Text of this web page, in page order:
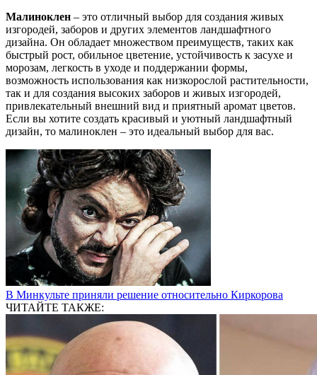
Малиноклен – это отличный выбор для создания живых
изгородей, заборов и других элементов ландшафтного
дизайна. Он обладает множеством преимуществ, таких как
быстрый рост, обильное цветение, устойчивость к засухе и
морозам, легкость в уходе и поддержании формы,
возможность использования как низкорослой растительности,
так и для создания высоких заборов и живых изгородей,
привлекательный внешний вид и приятный аромат цветов.
Если вы хотите создать красивый и уютный ландшафтный
дизайн, то малиноклен – это идеальный выбор для вас.
В Минкульте приняли решение относительно Киркорова
ЧИТАЙТЕ ТАКЖЕ: